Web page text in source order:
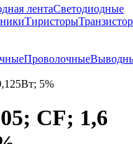
лентаСветодиодные
Тиристоры
Проволочные
5%
CF; 1,6